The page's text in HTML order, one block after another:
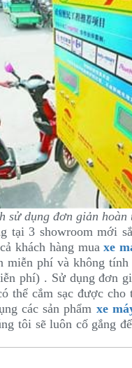
sử dụng đơn giản hoàn
tại 3 showroom mới
khách hàng muaxe
miễn phí và không
phí) . Sử dụng đơn
thể cắm sạc được
các sản phẩm xe
tôi sẽ luôn cố gắng